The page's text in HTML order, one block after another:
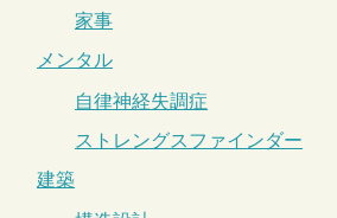
家事
メンタル
自律神経失調症
ストレングスファインダー
建築